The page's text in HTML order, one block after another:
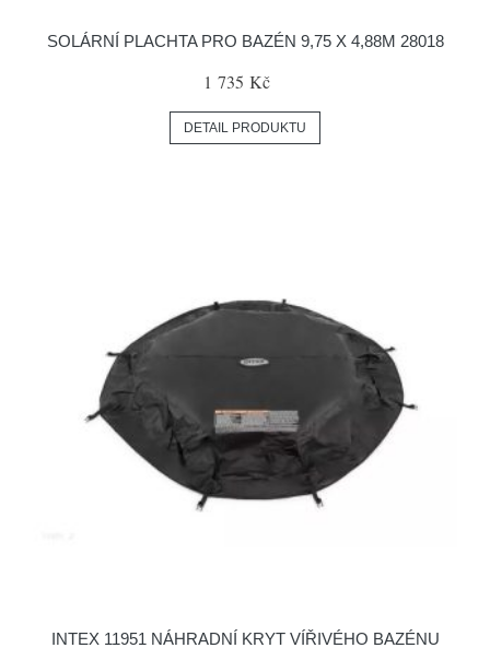
SOLÁRNÍ PLACHTA PRO BAZÉN 9,75 X 4,88M 28018
1 735 Kč
DETAIL PRODUKTU
INTEX 11951 NÁHRADNÍ KRYT VÍŘIVÉHO BAZÉNU